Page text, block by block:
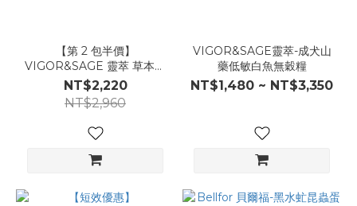
【第 2 包半價】
VIGOR&SAGE 靈萃 草本無
穀犬糧 2kg｜口味任選 2 包
NT$2,220
NT$2,960
VIGOR&SAGE靈萃-成犬山
藥低敏白魚無穀糧
NT$1,480 ~ NT$3,350